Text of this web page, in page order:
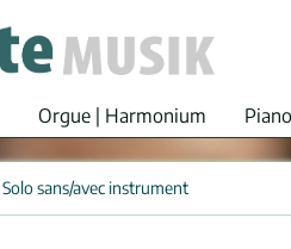
Orgue | Harmonium
Solo sans/avec instrument